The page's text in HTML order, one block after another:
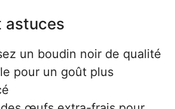
astuces
un boudin noir de qualité
pour un goût plus